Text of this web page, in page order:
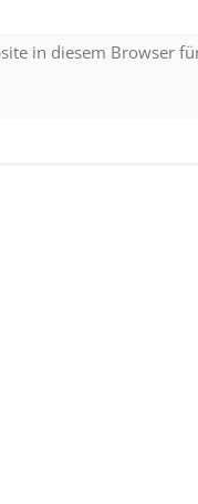
in diesem Browser